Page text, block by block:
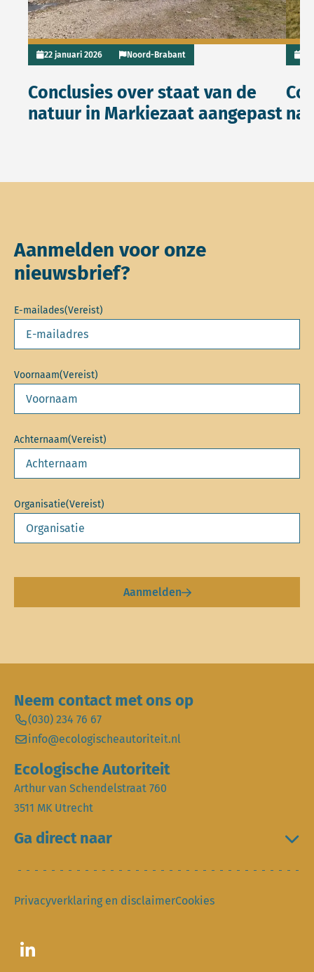
Conclusies over staat van de
natuur in Markiezaat aangepast
22 januari 2026 Noord-Brabant
Aanmelden voor onze
nieuwsbrief?
E-mailades(Vereist)
Voornaam(Vereist)
Achternaam(Vereist)
Organisatie(Vereist)
Aanmelden
Ga direct naar
Neem contact met ons op
(030) 234 76 67
info@ecologischeautoriteit.nl
Ecologische Autoriteit
Arthur van Schendelstraat 760
3511 MK Utrecht
Privacyverklaring en disclaimerCookies
Ga naar LinkedIn